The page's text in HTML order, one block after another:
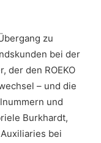
zu
bei der
der den ROEKO
– und die
und
Burkhardt,
bei